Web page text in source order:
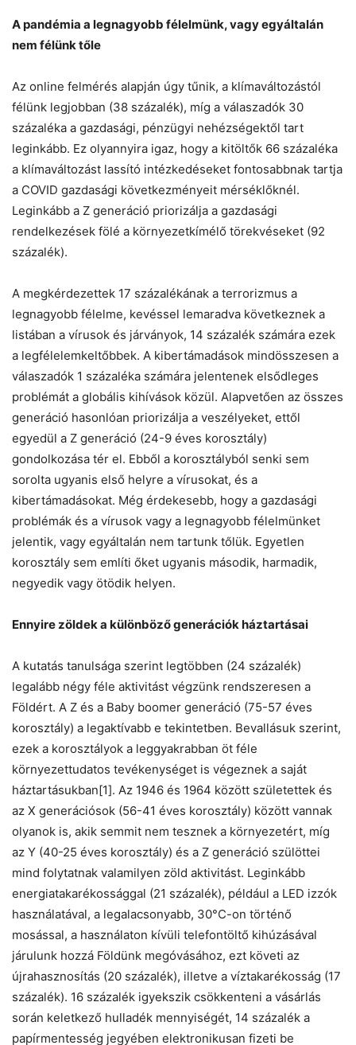
A pandémia a legnagyobb félelmünk, vagy egyáltalán
nem félünk tőle
Az online felmérés alapján úgy tűnik, a klímaváltozástól
félünk legjobban (38 százalék), míg a válaszadók 30
százaléka a gazdasági, pénzügyi nehézségektől tart
leginkább. Ez olyannyira igaz, hogy a kitöltők 66 százaléka
a klímaváltozást lassító intézkedéseket fontosabbnak tartja
a COVID gazdasági következményeit mérséklőknél.
Leginkább a Z generáció priorizálja a gazdasági
rendelkezések fölé a környezetkímélő törekvéseket (92
százalék).
A megkérdezettek 17 százalékának a terrorizmus a
legnagyobb félelme, kevéssel lemaradva következnek a
listában a vírusok és járványok, 14 százalék számára ezek
a legfélelemkeltőbbek. A kibertámadások mindösszesen a
válaszadók 1 százaléka számára jelentenek elsődleges
problémát a globális kihívások közül. Alapvetően az összes
generáció hasonlóan priorizálja a veszélyeket, ettől
egyedül a Z generáció (24-9 éves korosztály)
gondolkozása tér el. Ebből a korosztályból senki sem
sorolta ugyanis első helyre a vírusokat, és a
kibertámadásokat. Még érdekesebb, hogy a gazdasági
problémák és a vírusok vagy a legnagyobb félelmünket
jelentik, vagy egyáltalán nem tartunk tőlük. Egyetlen
korosztály sem említi őket ugyanis második, harmadik,
negyedik vagy ötödik helyen.
Ennyire zöldek a különböző generációk háztartásai
A kutatás tanulsága szerint legtöbben (24 százalék)
legalább négy féle aktivitást végzünk rendszeresen a
Földért. A Z és a Baby boomer generáció (75-57 éves
korosztály) a legaktívabb e tekintetben. Bevallásuk szerint,
ezek a korosztályok a leggyakrabban öt féle
környezettudatos tevékenységet is végeznek a saját
háztartásukban[1]. Az 1946 és 1964 között születettek és
az X generációsok (56-41 éves korosztály) között vannak
olyanok is, akik semmit nem tesznek a környezetért, míg
az Y (40-25 éves korosztály) és a Z generáció szülöttei
mind folytatnak valamilyen zöld aktivitást. Leginkább
energiatakarékossággal (21 százalék), például a LED izzók
használatával, a legalacsonyabb, 30°C-on történő
mosással, a használaton kívüli telefontöltő kihúzásával
járulunk hozzá Földünk megóvásához, ezt követi az
újrahasznosítás (20 százalék), illetve a víztakarékosság (17
százalék). 16 százalék igyekszik csökkenteni a vásárlás
során keletkező hulladék mennyiségét, 14 százalék a
papírmentesség jegyében elektronikusan fizeti be
Chat
Helló! Miben segíthetek ma?